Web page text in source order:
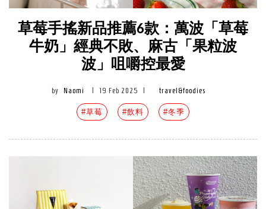
草莓手搖新品推薦6款：萬波「草莓
牛奶」經典不敗、麻古「果粒波
波」咀嚼控最愛
by Naomi 19 Feb 2025 travel&foodies
#草莓 #飲料 #冬季